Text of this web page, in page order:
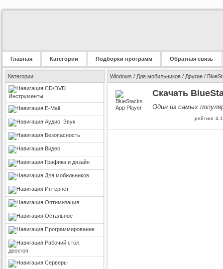
Главная Категории Подборки программ Обратная связь
Категории
CD/DVD
Инструменты
E-Mail
Аудио, Звук
Безопасность
Видео
Графика и дизайн
Для мобильников
Интернет
Оптимизация
Остальное
Программирование
Рабочий стол,
десктоп
Серверы
Windows / Для мобильников/ Другие/
Скачать
Один из самых
рейтинг 4.1